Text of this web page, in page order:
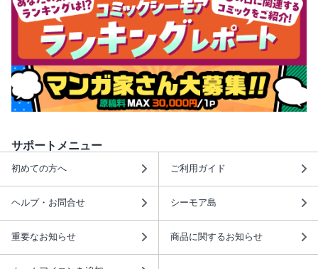
サポートメニュー
初めての方へ ご利用ガイド
ヘルプ・お問合せ シーモア島
重要なお知らせ 商品に関するお知らせ